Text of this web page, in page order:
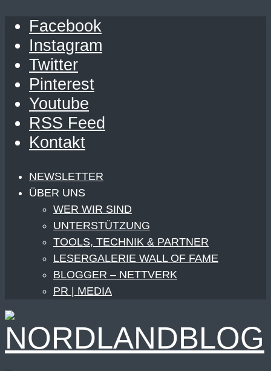
Facebook
Instagram
Twitter
Pinterest
Youtube
RSS Feed
Kontakt
NEWSLETTER
ÜBER UNS
WER WIR SIND
UNTERSTÜTZUNG
TOOLS, TECHNIK & PARTNER
LESERGALERIE WALL OF FAME
BLOGGER – NETTVERK
PR | MEDIA